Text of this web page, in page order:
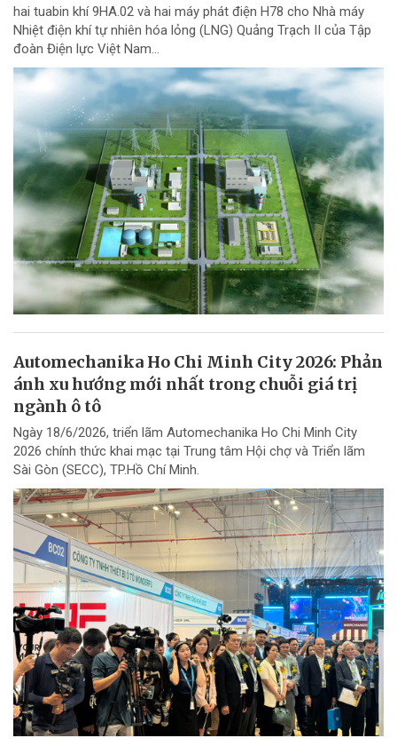
hai tuabin khí 9HA.02 và hai máy phát điện H78 cho Nhà máy
Nhiệt điện khí tự nhiên hóa lỏng (LNG) Quảng Trạch II của Tập
đoàn Điện lực Việt Nam...
Automechanika Ho Chi Minh City 2026: Phản
ánh xu hướng mới nhất trong chuỗi giá trị
ngành ô tô
Ngày 18/6/2026, triển lãm Automechanika Ho Chi Minh City
2026 chính thức khai mạc tại Trung tâm Hội chợ và Triển lãm
Sài Gòn (SECC), TP.Hồ Chí Minh.